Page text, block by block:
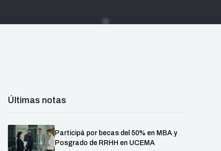
Últimas notas
Participá por becas del 50% en MBA y
Posgrado de RRHH en UCEMA